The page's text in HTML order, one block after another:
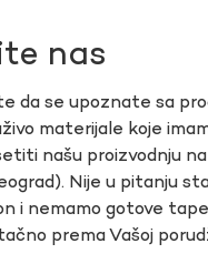
nas
da se upoznate sa
materijale koje
našu proizvodnju
Nije u pitanju
i nemamo gotove
prema Vašoj